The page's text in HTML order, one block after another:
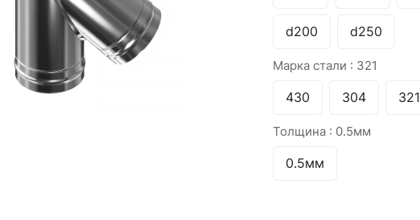
d200 d250
Марка стали : 321
430 304 321
Толщина : 0.5мм
0.5мм